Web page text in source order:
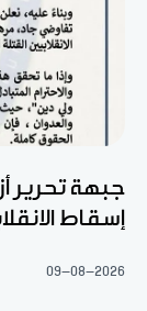
جبهة تحرير
إسقاط
09-08-2026